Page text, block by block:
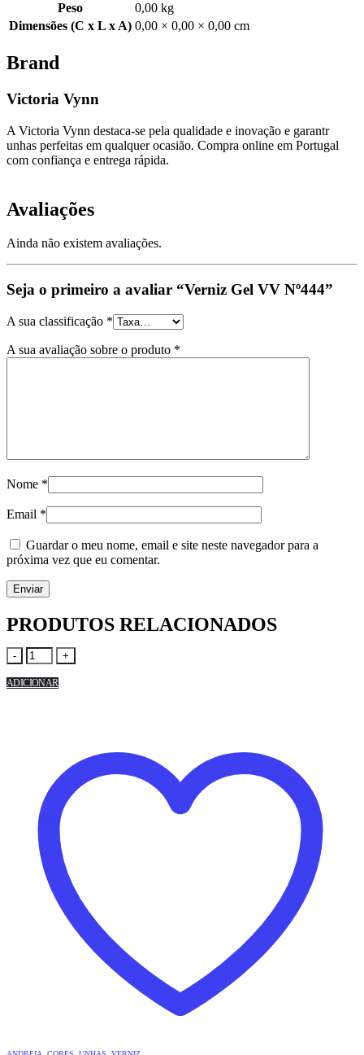
Peso
0,00 kg
Dimensões (C x L x A) 0,00 × 0,00 × 0,00 cm
Brand
Victoria Vynn
A Victoria Vynn destaca-se pela qualidade e inovação e garantr
unhas perfeitas em qualquer ocasião. Compra online em Portugal
com confiança e entrega rápida.
Avaliações
Ainda não existem avaliações.
Seja o primeiro a avaliar “Verniz Gel VV Nº444”
A sua classificação *
A sua avaliação sobre o produto *
Nome *
Email *
Guardar o meu nome, email e site neste navegador para a
próxima vez que eu comentar.
PRODUTOS RELACIONADOS
- +
ADICIONAR